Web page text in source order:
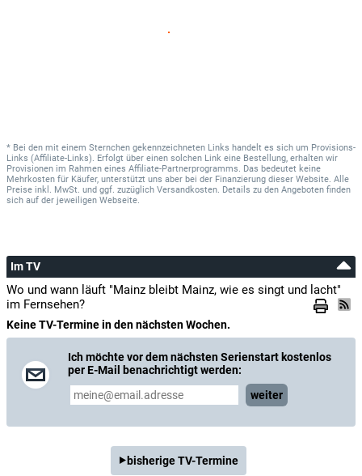
* Bei den mit einem Sternchen gekennzeichneten Links handelt es sich um Provisions-
Links (Affiliate-Links). Erfolgt über einen solchen Link eine Bestellung, erhalten wir
Provisionen im Rahmen eines Affiliate-Partnerprogramms. Das bedeutet keine
Mehrkosten für Käufer, unterstützt uns aber bei der Finanzierung dieser Website. Alle
Preise inkl. MwSt. und ggf. zuzüglich Versandkosten. Details zu den Angeboten finden
sich auf der jeweiligen Webseite.
Im TV
Wo und wann läuft "Mainz bleibt Mainz, wie es singt und lacht"
im Fernsehen?
Keine TV-Termine in den nächsten Wochen.
Ich möchte vor dem nächsten Serienstart kostenlos
per E-Mail benachrichtigt werden:
weiter
bisherige TV-Termine